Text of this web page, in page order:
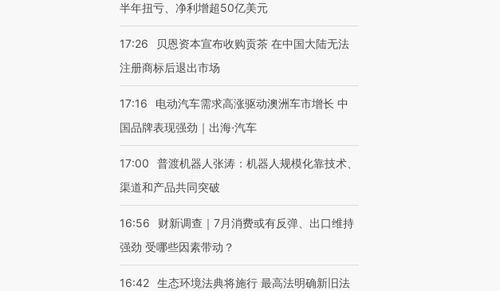
半年扭亏、净利增超50亿美元
17:26
贝恩资本宣布收购贡茶 在中国大陆无法
注册商标后退出市场
17:16
电动汽车需求高涨驱动澳洲车市增长 中
国品牌表现强劲｜出海·汽车
17:00
普渡机器人张涛：机器人规模化靠技术、
渠道和产品共同突破
16:56
财新调查｜7月消费或有反弹、出口维持
强劲 受哪些因素带动？
16:42 生态环境法典将施行 最高法明确新旧法